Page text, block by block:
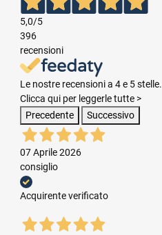
5,0/5
396
recensioni
Le nostre recensioni a 4 e 5 stelle.
Clicca qui per leggerle tutte >
Precedente
Successivo
07 Aprile 2026
consiglio
Acquirente verificato